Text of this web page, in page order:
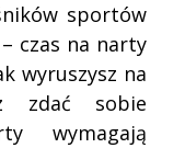
sportów
czas na narty
wyruszysz na
zdać sobie
wymagają